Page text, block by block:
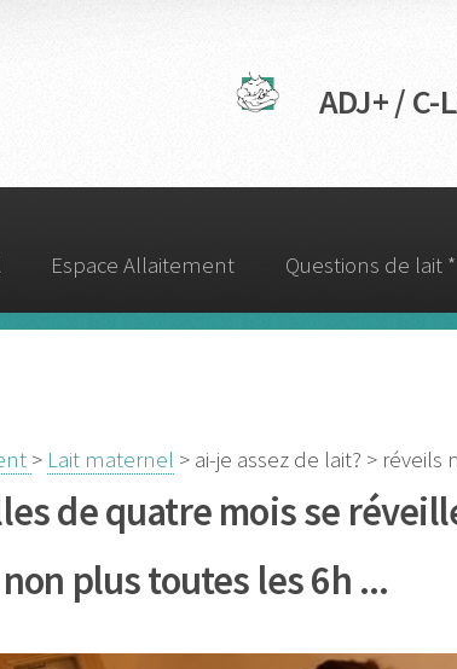
ADJ+ / C-
Espace Allaitement Questions de lait *
> Lait maternel > ai-je assez de lait? >
de quatre mois se
plus toutes les 6h ...